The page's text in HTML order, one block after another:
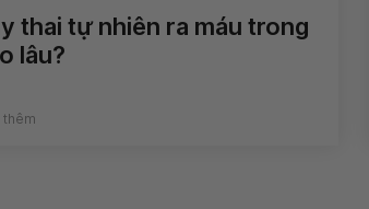
thai tự nhiên ra máu trong
lâu?
thêm